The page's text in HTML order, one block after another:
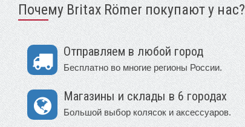
Почему Britax Römer покупают у нас?
Отправляем в любой город
Бесплатно во многие регионы России.
Магазины и склады в 6 городах
Большой выбор колясок и аксессуаров.